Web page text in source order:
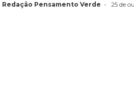
Redação Pensamento Verde - 25 de